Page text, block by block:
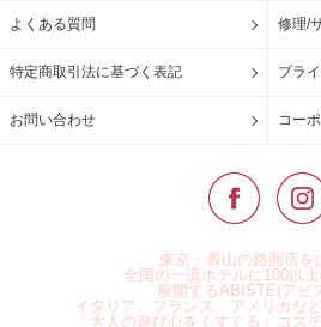
よくある質問 修理/
特定商取引法に基づく表記 プラ
お問い合わせ コー
東京・青山の路面店を
全国の一流ホテルに100以
展開するABISTE(アビ
イタリア、フランス、アメリカな
「大人の遊び心をくすぐる」コス